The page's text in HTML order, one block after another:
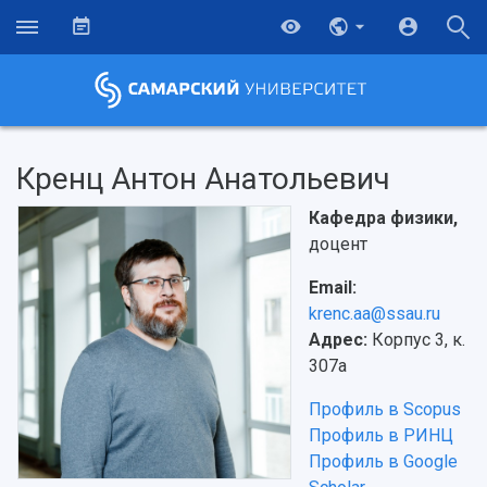
Кренц Антон Анатольевич
Кафедра физики,
доцент
Email:
krenc.aa@ssau.ru
Адрес: Корпус 3, к.
307а
Профиль в Scopus
Профиль в РИНЦ
Профиль в Google